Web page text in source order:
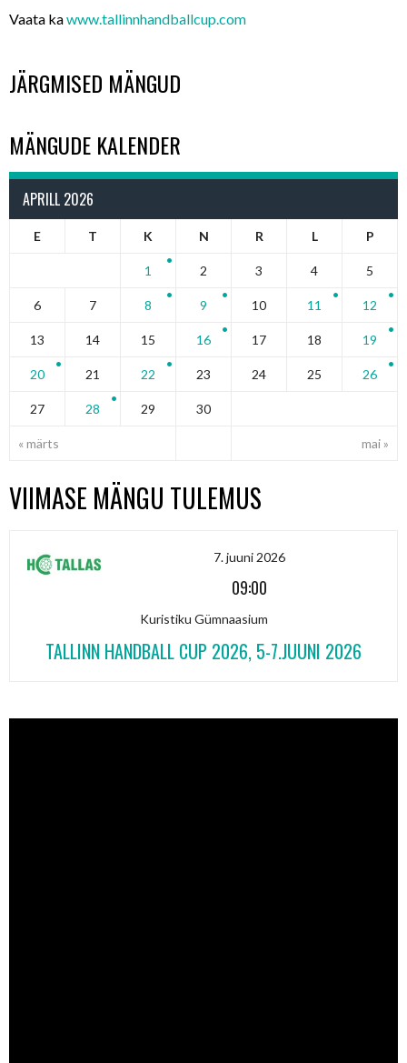
Vaata kawww.tallinnhandballcup.com
JÄRGMISED MÄNGUD
MÄNGUDE KALENDER
APRILL 2026
E T K N R L P
« märts mai »
1 2 3 4 5
6 7 8 9 10 11 12
13 14 15 16 17 18 19
20 21 22 23 24 25 26
27 28 29 30
VIIMASE MÄNGU TULEMUS
7. juuni 2026
09:00
Kuristiku Gümnaasium
TALLINN HANDBALL CUP 2026, 5-7.JUUNI 2026